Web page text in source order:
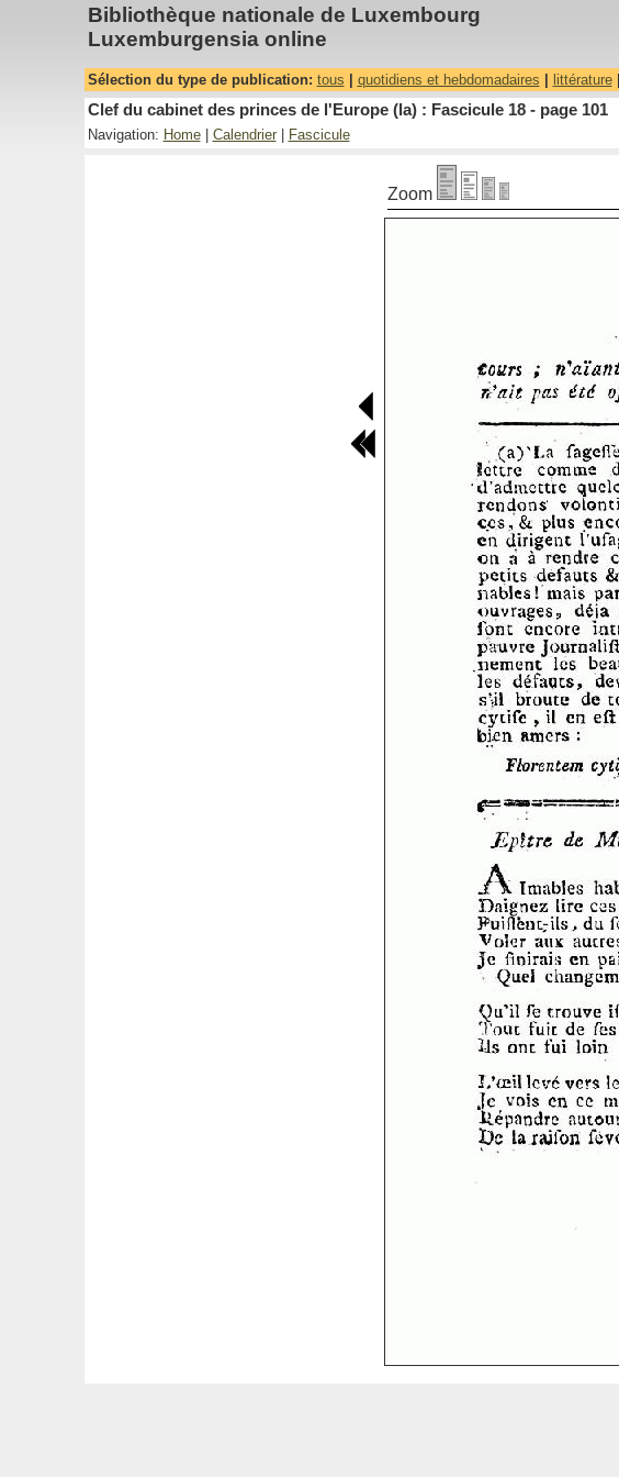
Bibliothèque nationale de Luxembourg
Luxemburgensia online
Sélection du type de publication: tous quotidiens et hebdomadaires littérature|
Clef du cabinet des princes de l'Europe (la) : Fascicule 18 - page 101
Navigation: Home| Calendrier| Fascicule
Zoom